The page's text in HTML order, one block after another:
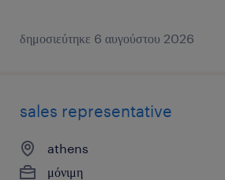
δημοσιεύτηκε 6 αυγούστου 2026
sales representative
athens
μόνιμη